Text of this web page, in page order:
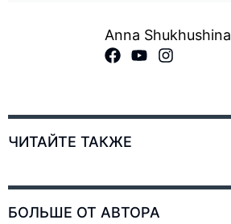
Anna Shukhushina
ЧИТАЙТЕ ТАКЖЕ
БОЛЬШЕ ОТ АВТОРА